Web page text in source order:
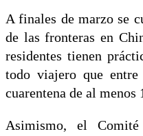
A finales de marzo se
de las fronteras en
residentes tienen
todo viajero que
cuarentena de al menos
Asimismo, el